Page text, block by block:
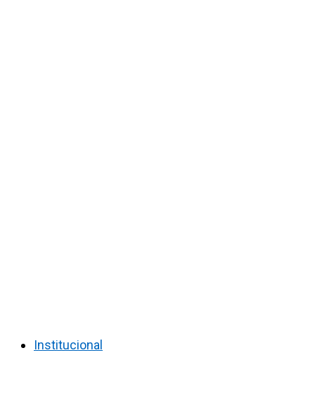
Institucional